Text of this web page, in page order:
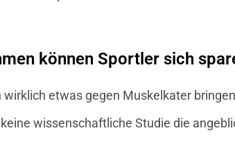
können Sportler sich
wirklich etwas gegen Muskelkater
wissenschaftliche Studie die